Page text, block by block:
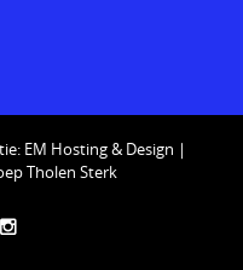
EM Hosting & Design |
Tholen Sterk